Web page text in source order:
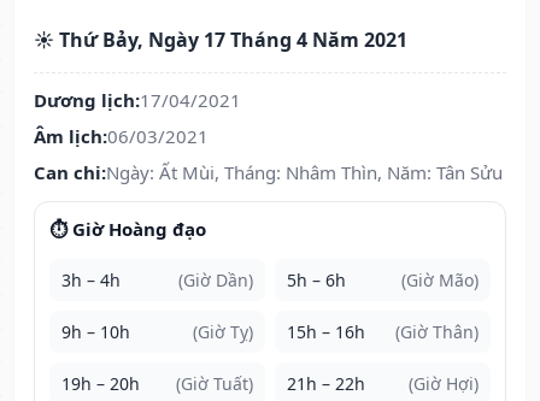
☀️ Thứ Bảy, Ngày 17 Tháng 4 Năm 2021
Dương lịch:17/04/2021
Âm lịch:06/03/2021
Can chi:Ngày: Ất Mùi, Tháng: Nhâm Thìn, Năm: Tân Sửu
⏱️ Giờ Hoàng đạo
3h – 4h (Giờ Dần) 5h – 6h (Giờ Mão)
9h – 10h (Giờ Tỵ) 15h – 16h (Giờ Thân)
19h – 20h (Giờ Tuất) 21h – 22h (Giờ Hợi)